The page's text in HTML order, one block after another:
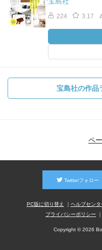
224 3.17
宝島社の作品
ペ
Twitterフォロー
PC版に切り替え ヘルプセンタ
プライバシーポリシー
Copyright © 2026